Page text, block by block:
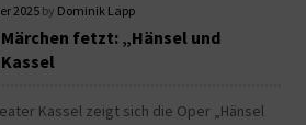
2025 by Dominik Lapp
fetzt: „Hänsel und
Kassel zeigt sich die Oper „Hänsel